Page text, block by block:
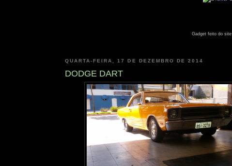
Gadget feito do site
QUARTA-FEIRA, 17 DE DEZEMBRO DE 2014
DODGE DART